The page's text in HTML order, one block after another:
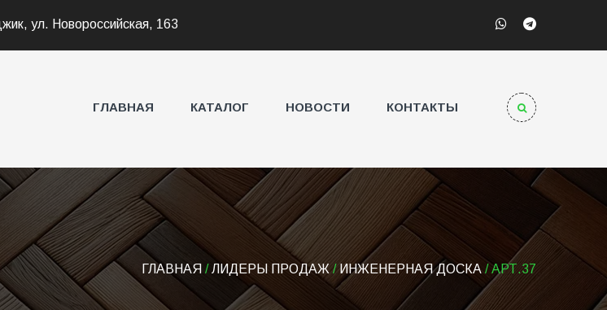
ул. Новороссийская, 163
ГЛАВНАЯ КАТАЛОГ НОВОСТИ КОНТАКТЫ
ГЛАВНАЯ /ЛИДЕРЫ ПРОДАЖ/ИНЖЕНЕРНАЯ ДОСКА / АРТ.37